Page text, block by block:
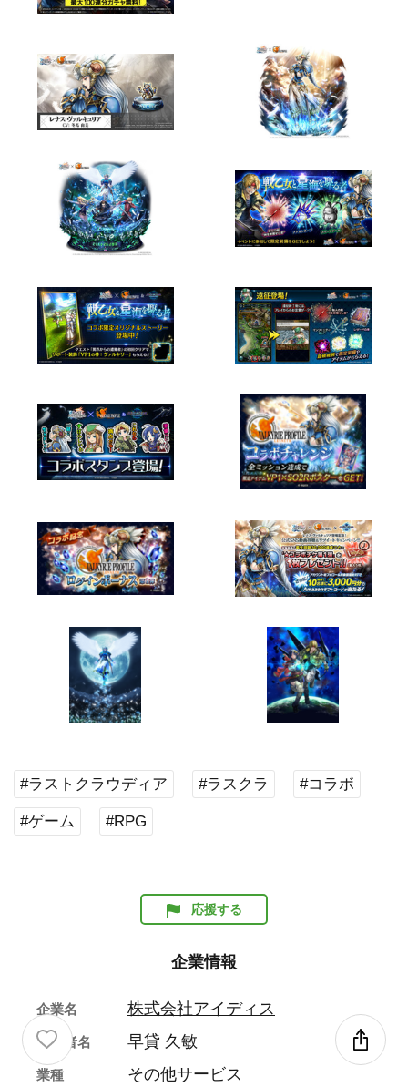
#ラストクラウディア #ラスクラ #コラボ
#ゲーム #RPG
応援する
企業情報
企業名 株式会社アイディス
代表者名 早貸 久敏
業種 その他サービス